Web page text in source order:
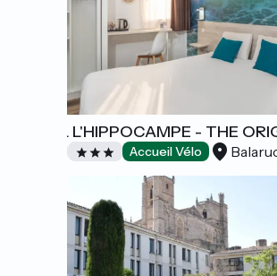
HOTEL L'HIPPOCAMPE - THE
Accueil Vélo